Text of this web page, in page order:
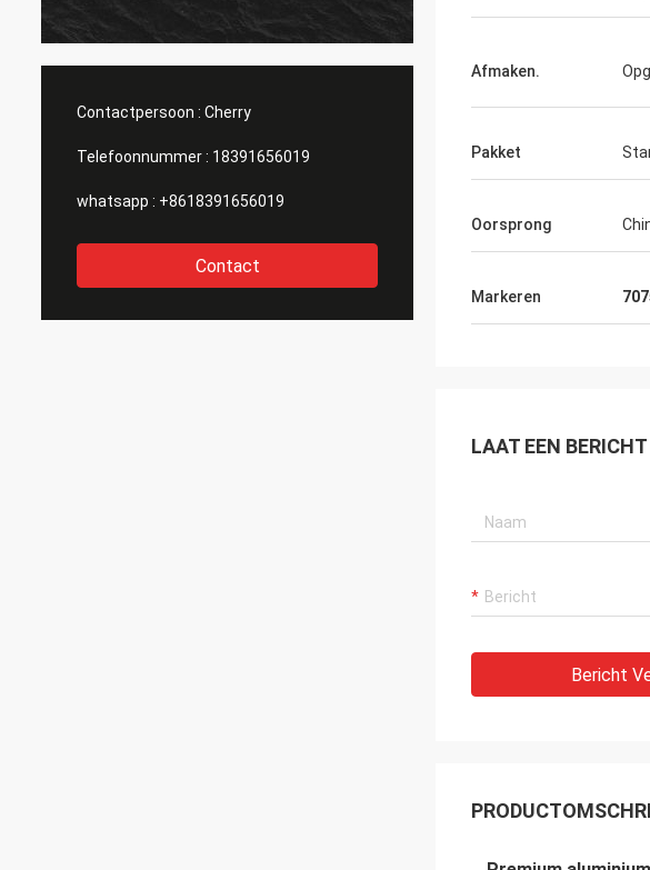
Contactpersoon : Cherry
Telefoonnummer : 18391656019
whatsapp : +8618391656019
Contact
Afmaken.
Pakket
Oorsprong
Markeren
LAAT EEN
Bericht